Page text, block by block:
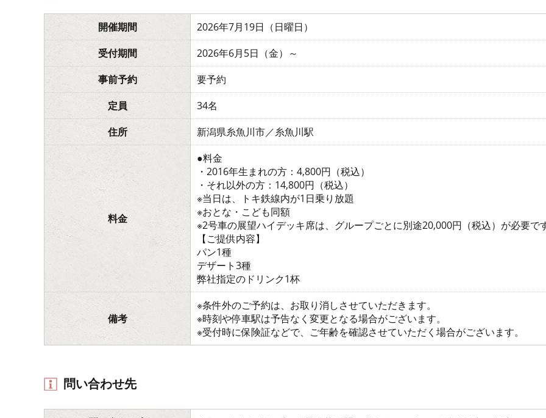
開催期間
2026年7月19日（日曜日）
受付期間
2026年6月5日（金）～
事前予約
要予約
定員
34名
住所
新潟県糸魚川市／糸魚川駅
料金
●料金
・2016年生まれの方：4,800円（税込）
・それ以外の方：14,800円（税込）
※当日は、トキ鉄線内が1日乗り放題
※おとな・こども同額
※2号車の展望ハイデッキ席は、グループごとに別途20,000円（税込）が必要で
【ご提供内容】
パン1種
デザート3種
弊社指定のドリンク1杯
備考
※条件外のご予約は、お取り消しさせていただきます。
※時刻や停車駅は予告なく変更となる場合がございます。
※受付時に保険証などで、ご年齢を確認させていただく場合がございます。
問い合わせ先